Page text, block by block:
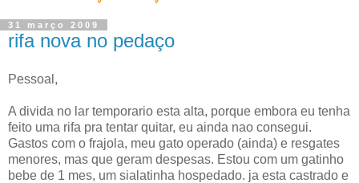
31 março 2009
rifa nova no pedaço
Pessoal,
A divida no lar temporario esta alta, porque embora eu tenha
feito uma rifa pra tentar quitar, eu ainda nao consegui.
Gastos com o frajola, meu gato operado (ainda) e resgates
menores, mas que geram despesas. Estou com um gatinho
bebe de 1 mes, um sialatinha hospedado. ja esta castrado e